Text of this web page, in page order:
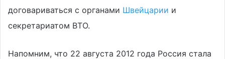
договариваться с органами Швейцарии и
секретариатом ВТО.
Напомним, что 22 августа 2012 года Россия стала